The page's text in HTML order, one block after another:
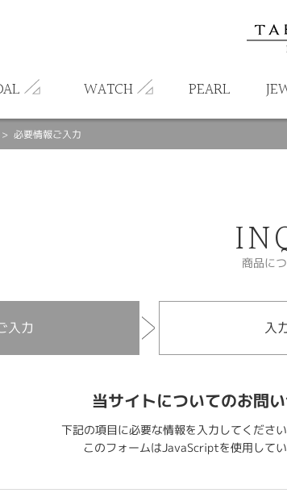
WATCH PEARL
必要情報ご入力
商品に
入力 入
当サイトについてのお問
下記の項目に必要な情報を入力してくださ
このフォームはJavaScriptを使用して